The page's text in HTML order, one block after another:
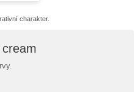
charakter.